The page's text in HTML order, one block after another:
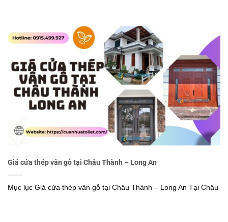
Giá cửa thép vân gỗ tại Châu Thành – Long An
Mục lục Giá cửa thép vân gỗ tại Châu Thành – Long An Tại Châu